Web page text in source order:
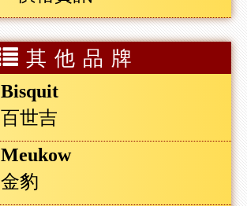
其他品牌
Bisquit
百世吉
Meukow
金豹